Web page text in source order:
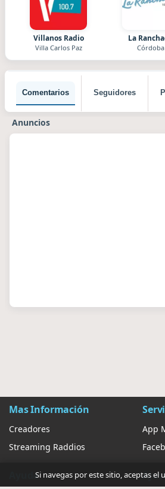
Villanos Radio
Villa Carlos Paz
La
Córdoba
Comentarios Seguidores
Anuncios
Mas Información
Creadores
Streaming Raddios
App
AyudaSi navegas por este sitio, aceptas el